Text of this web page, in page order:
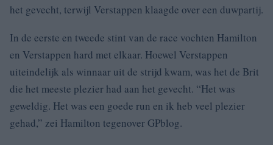
het gevecht, terwijl Verstappen klaagde over een duwpartij.
In de eerste en tweede stint van de race vochten Hamilton
en Verstappen hard met elkaar. Hoewel Verstappen
uiteindelijk als winnaar uit de strijd kwam, was het de Brit
die het meeste plezier had aan het gevecht. “Het was
geweldig. Het was een goede run en ik heb veel plezier
gehad,” zei Hamilton tegenover GPblog.